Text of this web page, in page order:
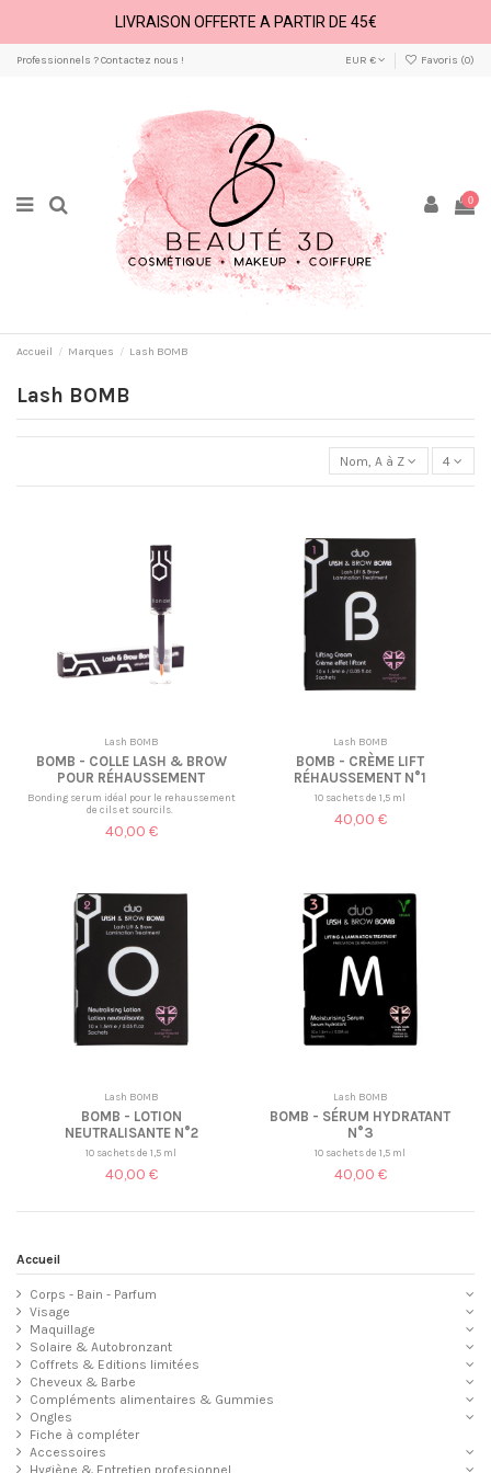
LIVRAISON OFFERTE A PARTIR DE 45€
Professionnels ? Contactez nous ! EUR € Favoris (0)
0
Accueil Marques Lash BOMB
Lash BOMB
Nom, A à Z 4
Lash BOMB
BOMB - COLLE LASH & BROW
POUR RÉHAUSSEMENT
Bonding serum idéal pour le rehaussement
de cils et sourcils.
40,00 €
Lash BOMB
BOMB - CRÈME LIFT
RÉHAUSSEMENT N°1
10 sachets de 1,5 ml
40,00 €
Lash BOMB
BOMB - LOTION
NEUTRALISANTE N°2
10 sachets de 1,5 ml
40,00 €
Lash BOMB
BOMB - SÉRUM HYDRATANT
N°3
10 sachets de 1,5 ml
40,00 €
Accueil
Corps - Bain - Parfum
Visage
Maquillage
Solaire & Autobronzant
Coffrets & Editions limitées
Cheveux & Barbe
Compléments alimentaires & Gummies
Ongles
Fiche à compléter
Accessoires
Hygiène & Entretien profesionnel